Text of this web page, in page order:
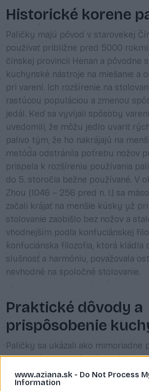
www.aziana.sk - Do Not Process
Information
Historické korene
Paličky majú pôvod v starovekej
používať približne pred 5000
čínskej provincii Henan a pôvodne
kuchynské nástroje na miešanie a
pri varení. Ich rozšírenie na
rastúcou populáciou a zmenou
jedál. Keď sa vyvíjali spôsoby
uvedomili, že môžu jedlo uvariť
palivo tým, že ho nakrájajú na
metóda odstránila potrebu nožov
prispela k rozšíreniu používania
do 5. storočia bežne používané. V
Zhou (1046 – 256 pred n. l.) sa
začali krájať na menšie kúsky už
stolovanie zaobišlo bez nožov a
vhodnejším podľa konfuciánskej
konfuciánska filozofia, ktorá kládla
slušnosť a harmóniu, považovala
nevhodné na spoločné stolovanie.
Praktické dôvody a
prispôsobenie
Paličky sa ukázali ako mimoriadne
konzumácii typických ázijských
je nakrájaná na menšie kúsky,
uchopiť, čím sa eliminuje potreba